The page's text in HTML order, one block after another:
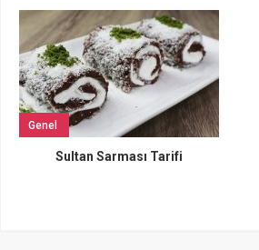
Genel
Sultan Sarması Tarifi